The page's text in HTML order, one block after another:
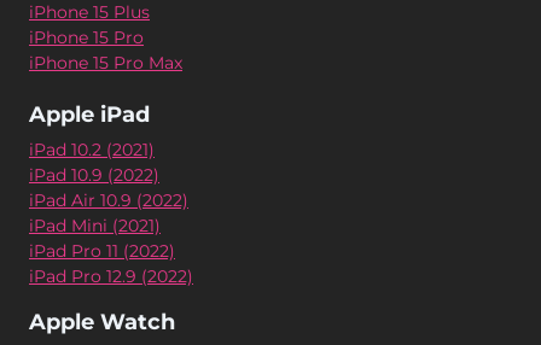
iPhone 15 Plus
iPhone 15 Pro
iPhone 15 Pro Max
Apple iPad
iPad 10.2 (2021)
iPad 10.9 (2022)
iPad Air 10.9 (2022)
iPad Mini (2021)
iPad Pro 11 (2022)
iPad Pro 12.9 (2022)
Apple Watch